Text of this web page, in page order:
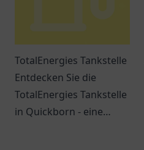
TotalEnergies Tankstelle
Entdecken Sie die
TotalEnergies Tankstelle
in Quickborn - eine